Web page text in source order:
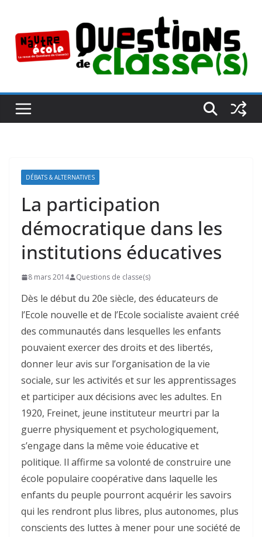
contenu
DÉBATS & ALTERNATIVES
La participation
démocratique dans les
institutions éducatives
8 mars 2014 Questions de classe(s)
Dès le début du 20e siècle, des éducateurs de
l’Ecole nouvelle et de l’Ecole socialiste avaient créé
des communautés dans lesquelles les enfants
pouvaient exercer des droits et des libertés,
donner leur avis sur l’organisation de la vie
sociale, sur les activités et sur les apprentissages
et participer aux décisions avec les adultes. En
1920, Freinet, jeune instituteur meurtri par la
guerre physiquement et psychologiquement,
s’engage dans la même voie éducative et
politique. Il affirme sa volonté de construire une
école populaire coopérative dans laquelle les
enfants du peuple pourront acquérir les savoirs
qui les rendront plus libres, plus autonomes, plus
conscients des luttes à mener pour une société de